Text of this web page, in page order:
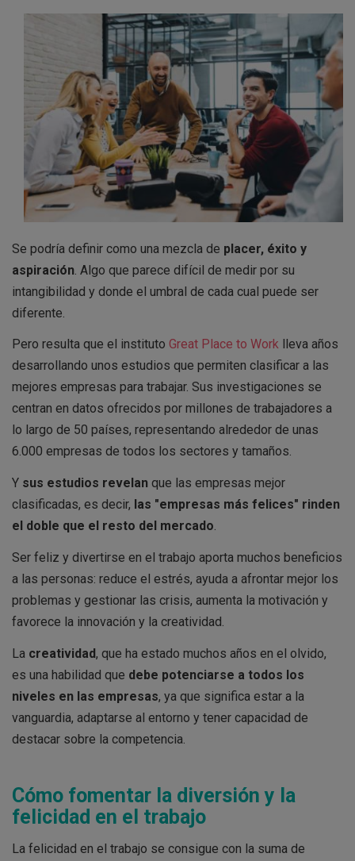
Se podría definir como una mezcla de placer, éxito y
aspiración . Algo que parece difícil de medir por su
intangibilidad y donde el umbral de cada cual puede ser
diferente.
Pero resulta que el instituto Great Place to Work
lleva años
desarrollando unos estudios que permiten clasificar a las
mejores empresas para trabajar. Sus investigaciones se
centran en datos ofrecidos por millones de trabajadores a
lo largo de 50 países, representando alrededor de unas
6.000 empresas de todos los sectores y tamaños.
Y sus estudios revelan que las empresas mejor
clasificadas, es decir, las "empresas más felices" rinden
el doble que el resto del mercado.
Ser feliz y divertirse en el trabajo aporta muchos beneficios
a las personas: reduce el estrés, ayuda a afrontar mejor los
problemas y gestionar las crisis, aumenta la motivación y
favorece la innovación y la creatividad.
La creatividad, que ha estado muchos años en el olvido,
es una habilidad que debe potenciarse a todos los
niveles en las empresas, ya que significa estar a la
vanguardia, adaptarse al entorno y tener capacidad de
destacar sobre la competencia.
Cómo fomentar la diversión y la
felicidad en el trabajo
La felicidad en el trabajo se consigue con la suma de